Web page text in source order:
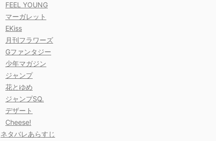
FEEL YOUNG
マーガレット
EKiss
月刊フラワーズ
Gファンタジー
少年マガジン
ジャンプ
花とゆめ
ジャンプSQ.
デザート
Cheese!
ネタバレあらすじ